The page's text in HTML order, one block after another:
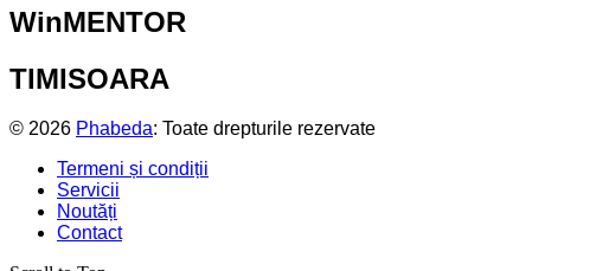
WinMENTOR
TIMISOARA
© 2026 Phabeda: Toate drepturile rezervate
Termeni și condiții
Servicii
Noutăți
Contact